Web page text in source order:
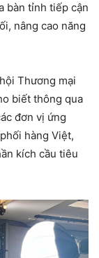
bàn tỉnh tiếp cận
nâng cao năng
Thương mại
biết thông qua
đơn vị ứng
hàng Việt,
kích cầu tiêu